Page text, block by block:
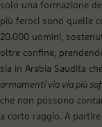
solo una formazione
più feroci sono quelle
20.000 uomini,
oltre confine,
sia in Arabia Saudita
armamenti via via più
che non possono
a corto raggio. A